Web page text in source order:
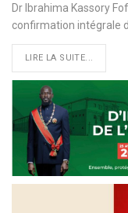
Dr Ibrahima Kassory
confirmation intégrale
LIRE LA SUITE...